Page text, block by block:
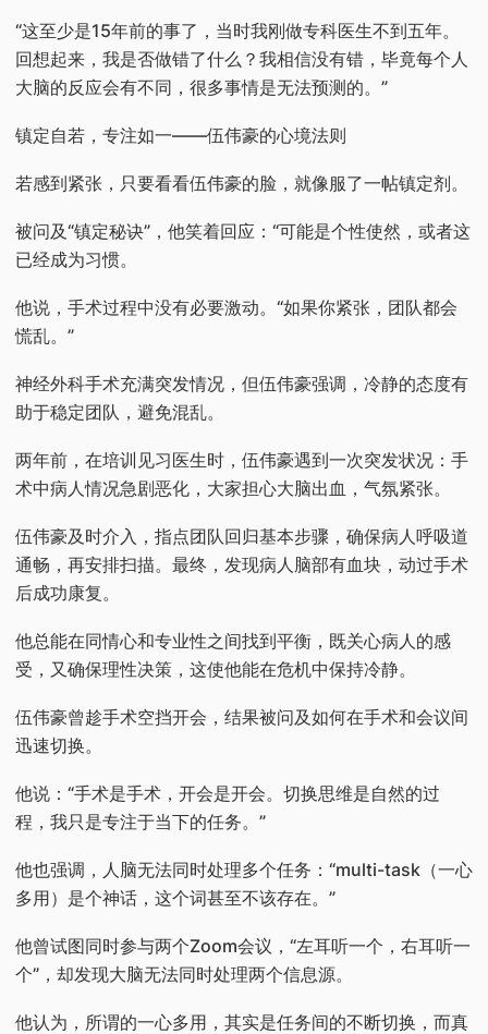
“这至少是15年前的事了，当时我刚做专科医生不到五年。
回想起来，我是否做错了什么？我相信没有错，毕竟每个人
大脑的反应会有不同，很多事情是无法预测的。”
镇定自若，专注如一——伍伟豪的心境法则
若感到紧张，只要看看伍伟豪的脸，就像服了一帖镇定剂。
被问及“镇定秘诀”，他笑着回应：“可能是个性使然，或者这
已经成为习惯。
他说，手术过程中没有必要激动。“如果你紧张，团队都会
慌乱。”
神经外科手术充满突发情况，但伍伟豪强调，冷静的态度有
助于稳定团队，避免混乱。
两年前，在培训见习医生时，伍伟豪遇到一次突发状况：手
术中病人情况急剧恶化，大家担心大脑出血，气氛紧张。
伍伟豪及时介入，指点团队回归基本步骤，确保病人呼吸道
通畅，再安排扫描。最终，发现病人脑部有血块，动过手术
后成功康复。
他总能在同情心和专业性之间找到平衡，既关心病人的感
受，又确保理性决策，这使他能在危机中保持冷静。
伍伟豪曾趁手术空挡开会，结果被问及如何在手术和会议间
迅速切换。
他说：“手术是手术，开会是开会。切换思维是自然的过
程，我只是专注于当下的任务。”
他也强调，人脑无法同时处理多个任务：“multi-task（一心
多用）是个神话，这个词甚至不该存在。”
他曾试图同时参与两个Zoom会议，“左耳听一个，右耳听一
个”，却发现大脑无法同时处理两个信息源。
他认为，所谓的一心多用，其实是任务间的不断切换，而真